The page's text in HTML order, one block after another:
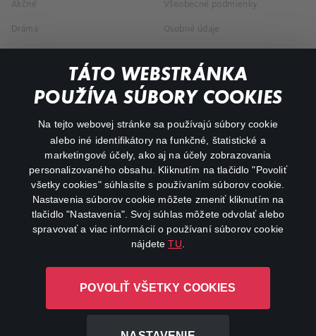
TÁTO WEBSTRÁNKA
POUŽÍVA SÚBORY COOKIES
Na tejto webovej stránke sa používajú súbory cookie
alebo iné identifikátory na funkčné, štatistické a
marketingové účely, ako aj na účely zobrazovania
personalizovaného obsahu. Kliknutím na tlačidlo "Povoliť
všetky cookies" súhlasíte s používaním súborov cookie.
Nastavenia súborov cookie môžete zmeniť kliknutím na
tlačidlo "Nastavenia". Svoj súhlas môžete odvolať alebo
spravovať a viac informácií o používaní súborov cookie
nájdeteTU
POVOLIŤ VŠETKY COOKIES
Akčné
Dráma
Všeobecné podmienky
Osobné údaje
O aplikácii Canal+
Canal+ Luxembourg S. à r.l. so sídlom Rue Albert Borschette 4,